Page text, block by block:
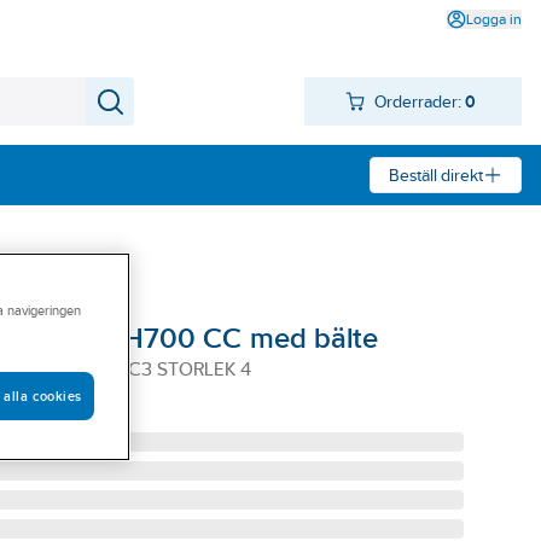
Logga in
Orderrader: 0
Beställ direkt
H700 CC med bälte
H700 CC3 STORLEK 4
navigeringen
alla cookies